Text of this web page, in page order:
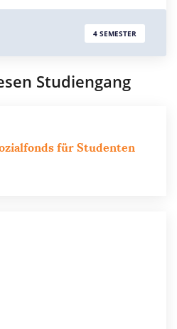
4 SEMESTER
Studiengang
für Studenten